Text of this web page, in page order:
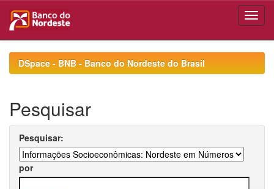
navigationDSpace - BNB - Banco do Nordeste do Brasil
Pesquisar
Pesquisar:
por